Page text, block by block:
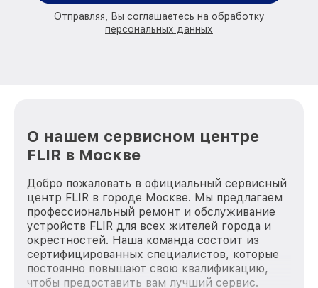
Отправляя, Вы соглашаетесь на обработку
персональных данных
О нашем сервисном центре
FLIR в Москве
Добро пожаловать в официальный сервисный
центр FLIR в городе Москве. Мы предлагаем
профессиональный ремонт и обслуживание
устройств FLIR для всех жителей города и
окрестностей. Наша команда состоит из
сертифицированных специалистов, которые
постоянно повышают свою квалификацию,
чтобы предоставить вам лучший сервис.